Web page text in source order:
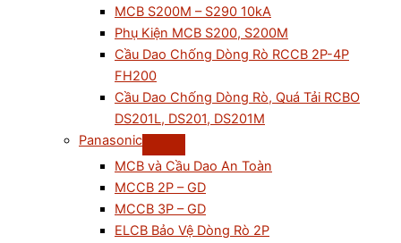
MCB S200M – S290 10kA
Phụ Kiện MCB S200, S200M
Cầu Dao Chống Dòng Rò RCCB 2P-4P
FH200
Cầu Dao Chống Dòng Rò, Quá Tải RCBO
DS201L, DS201, DS201M
Panasonic
MCB và Cầu Dao An Toàn
MCCB 2P – GD
MCCB 3P – GD
ELCB Bảo Vệ Dòng Rò 2P